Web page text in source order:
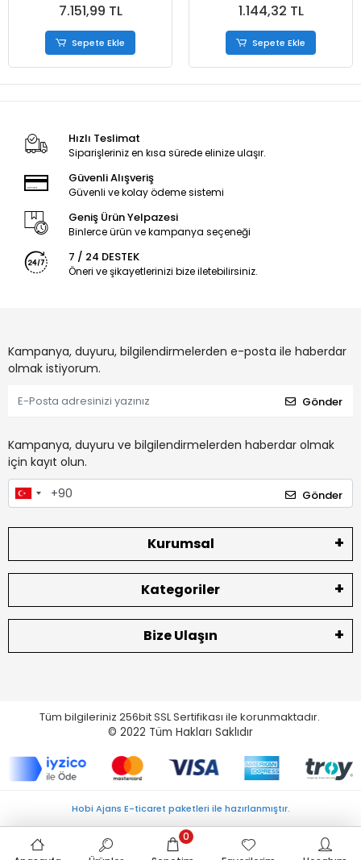
7.151,99 TL
Sepete Ekle
1.144,32 TL
Sepete Ekle
Hızlı Teslimat
Siparişleriniz en kısa sürede elinize ulaşır.
Güvenli Alışveriş
Güvenli ve kolay ödeme sistemi
Geniş Ürün Yelpazesi
Binlerce ürün ve kampanya seçeneği
7 / 24 DESTEK
Öneri ve şikayetlerinizi bize iletebilirsiniz.
Kampanya, duyuru, bilgilendirmelerden e-posta ile haberdar
olmak istiyorum.
Gönder
Kampanya, duyuru ve bilgilendirmelerden haberdar olmak
için kayıt olun.
Gönder
Kurumsal
Kategoriler
Bize Ulaşın
Tüm bilgileriniz 256bit SSL Sertifikası ile korunmaktadır.
© 2022 Tüm Hakları Saklıdır
0
Hobi Ajans E-ticaret paketleri ile hazırlanmıştır.